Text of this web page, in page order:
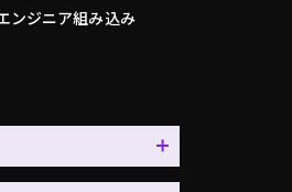
ンジニア組み込み